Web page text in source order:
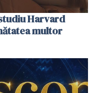
Harvard
multor